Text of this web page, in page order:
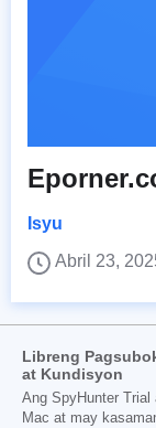
Isyu
Abril 23,
Libreng
at Kundisyon
Ang SpyHunter
Mac at may